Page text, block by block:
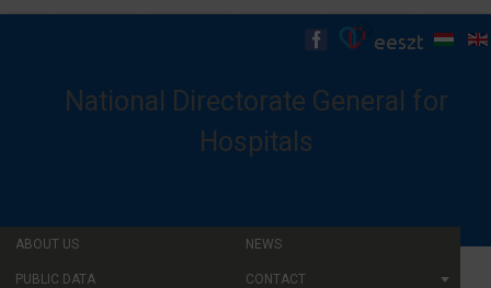
ABOUT US NEWS
PUBLIC DATA CONTACT
National Directorate General for
Hospitals